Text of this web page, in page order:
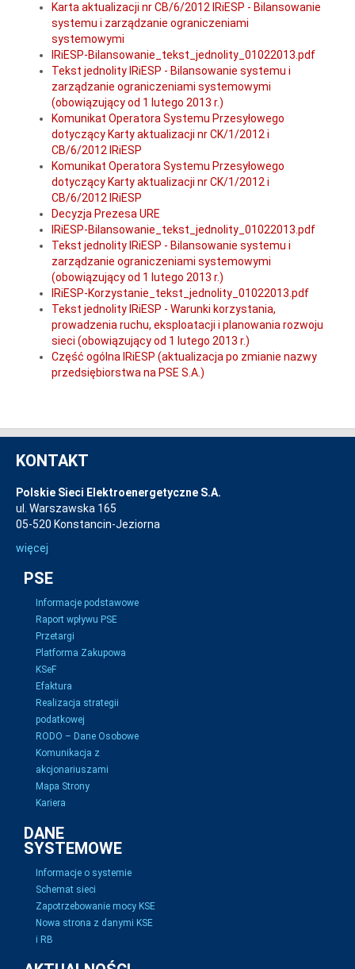
Karta aktualizacji nr CB/6/2012 IRiESP - Bilansowanie
systemu i zarządzanie ograniczeniami
systemowymi
IRiESP-Bilansowanie_tekst_jednolity_01022013.pdf
Tekst jednolity IRiESP - Bilansowanie systemu i
zarządzanie ograniczeniami systemowymi
(obowiązujący od 1 lutego 2013 r.)
Komunikat Operatora Systemu Przesyłowego
dotyczący Karty aktualizacji nr CK/1/2012 i
CB/6/2012 IRiESP
Komunikat Operatora Systemu Przesyłowego
dotyczący Karty aktualizacji nr CK/1/2012 i
CB/6/2012 IRiESP
Decyzja Prezesa URE
IRiESP-Bilansowanie_tekst_jednolity_01022013.pdf
Tekst jednolity IRiESP - Bilansowanie systemu i
zarządzanie ograniczeniami systemowymi
(obowiązujący od 1 lutego 2013 r.)
IRiESP-Korzystanie_tekst_jednolity_01022013.pdf
Tekst jednolity IRiESP - Warunki korzystania,
prowadzenia ruchu, eksploatacji i planowania rozwoju
sieci (obowiązujący od 1 lutego 2013 r.)
Część ogólna IRiESP (aktualizacja po zmianie nazwy
przedsiębiorstwa na PSE S.A.)
KONTAKT
Polskie Sieci Elektroenergetyczne S.A.
ul. Warszawska 165
05-520 Konstancin-Jeziorna
więcej
PSE
Informacje podstawowe
Raport wpływu PSE
Przetargi
Platforma Zakupowa
KSeF
Efaktura
Realizacja strategii
podatkowej
RODO – Dane Osobowe
Komunikacja z
akcjonariuszami
Mapa Strony
Kariera
DANE
SYSTEMOWE
Informacje o systemie
Schemat sieci
Zapotrzebowanie mocy KSE
Nowa strona z danymi KSE
i RB